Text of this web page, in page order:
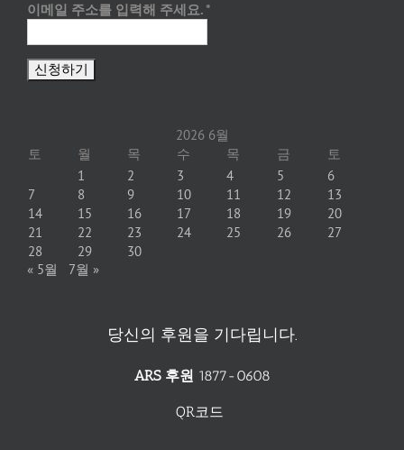
이메일 주소를 입력해 주세요. *
2026 6월
토 월 목 수 목 금 토
1 2 3 4 5
6
7
8 9 10 11 12
13
14
15 16 17 18 19
20
21
22 23 24 25 26
27
28
29
30
« 5월
7월 »
당신의 후원을 기다립니다.
ARS 후원 1877-0608
QR코드